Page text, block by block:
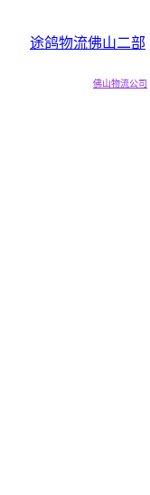
途鸽物流佛山二部
佛山物流公司